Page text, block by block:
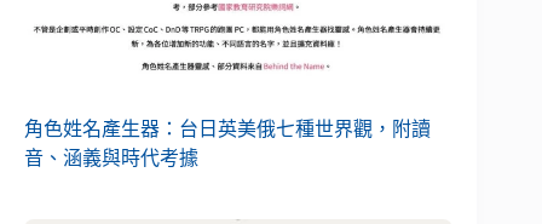
角色姓名產生器：台日英美俄七種世界觀，附讀
音、涵義與時代考據